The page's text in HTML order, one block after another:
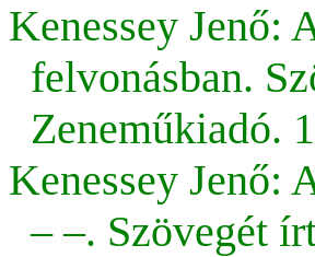
Kenessey Jenő:
felvonásban.
Zeneműkiadó.
Kenessey Jenő:
– –. Szövegét